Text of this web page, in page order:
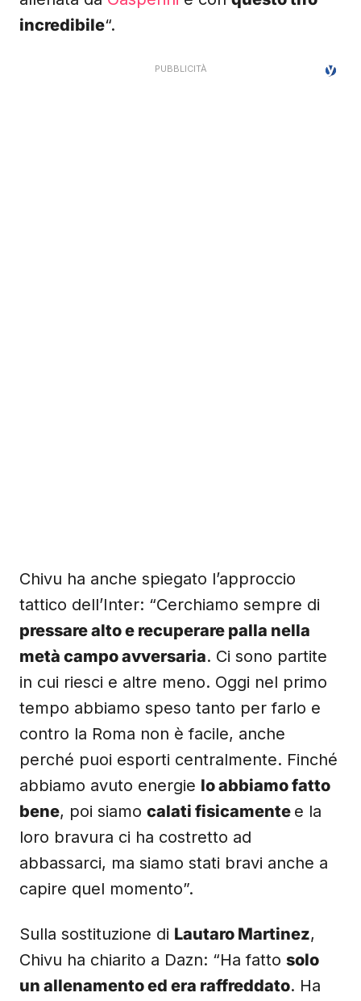
incredibile“.
Chivu ha anche spiegato l’approccio
tattico dell’Inter: “Cerchiamo sempre di
pressare alto e recuperare palla nella
metà campo avversaria. Ci sono partite
in cui riesci e altre meno. Oggi nel primo
tempo abbiamo speso tanto per farlo e
contro la Roma non è facile, anche
perché puoi esporti centralmente. Finché
abbiamo avuto energie lo abbiamo fatto
bene, poi siamo calati fisicamente e la
loro bravura ci ha costretto ad
abbassarci, ma siamo stati bravi anche a
capire quel momento”.
Sulla sostituzione di Lautaro Martinez,
Chivu ha chiarito a Dazn: “Ha fatto solo
un allenamento ed era raffreddato. Ha